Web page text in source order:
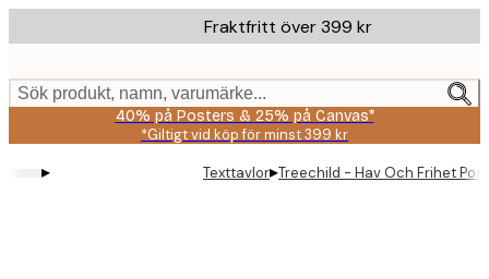
to
content.
Fraktfritt över 399 kr
Sök produkt, namn, varumärke...
40% på Posters & 25% på Canvas*
*Giltigt vid köp för minst 399 kr
▸ Texttavlor▸Treechild - Hav Och Frihet